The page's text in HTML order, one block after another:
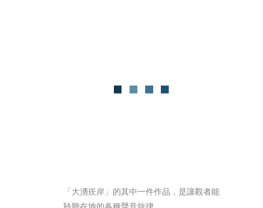
「大湧崁岸」的其中一件作品，是讓觀者能